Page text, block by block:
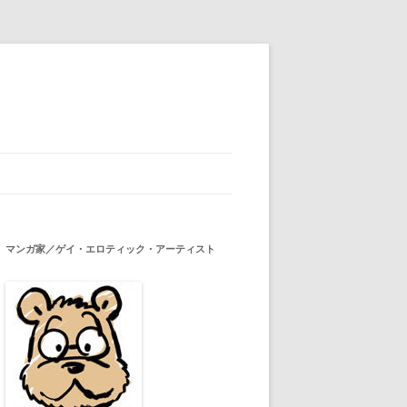
マンガ家／ゲイ・エロティック・アーティスト